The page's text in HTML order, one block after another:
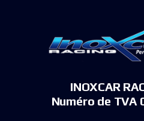
INOXCAR
Numéro de TVA